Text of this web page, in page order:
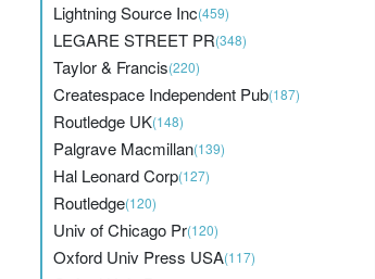
Lightning Source Inc(459)
LEGARE STREET PR(348)
Taylor & Francis(220)
Createspace Independent Pub(187)
Routledge UK(148)
Palgrave Macmillan(139)
Hal Leonard Corp(127)
Routledge(120)
Univ of Chicago Pr(120)
Oxford Univ Press USA(117)